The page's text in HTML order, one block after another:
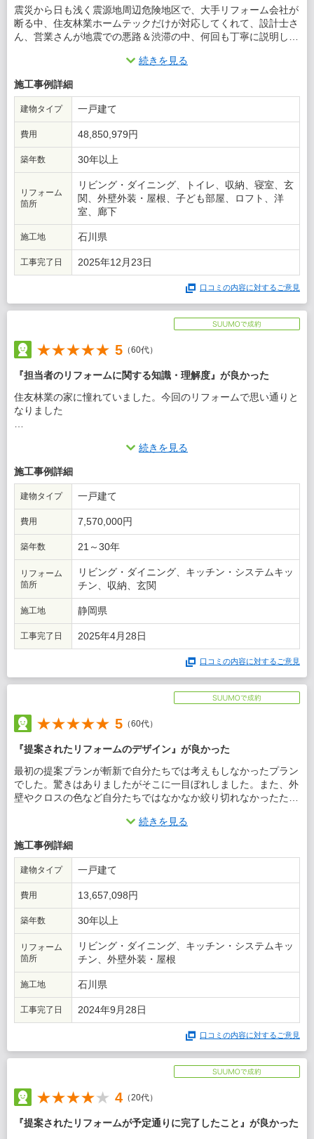
震災から日も浅く震源地周辺危険地区で、大手リフォーム会社が
断る中、住友林業ホームテックだけが対応してくれて、設計士さ
ん、営業さんが地震での悪路＆渋滞の中、何回も丁寧に説明しに
大手の安心感と木造の家、木のプロフェッショナルだからです。
続きを見る
施工事例詳細
建物タイプ 一戸建て
費用 48,850,979円
築年数 30年以上
リフォーム
箇所
リビング・ダイニング、トイレ、収納、寝室、玄
関、外壁外装・屋根、子ども部屋、ロフト、洋
室、廊下
施工地 石川県
工事完了日 2025年12月23日
口コミの内容に対するご意見
5 （60代）
『担当者のリフォームに関する知識・理解度』が良かった
住友林業の家に憧れていました。今回のリフォームで思い通りと
なりました
でも近づけたらと思い選びました
続きを見る
施工事例詳細
建物タイプ 一戸建て
費用 7,570,000円
築年数 21～30年
リフォーム
箇所
リビング・ダイニング、キッチン・システムキッ
チン、収納、玄関
施工地 静岡県
工事完了日 2025年4月28日
口コミの内容に対するご意見
5 （60代）
『提案されたリフォームのデザイン』が良かった
最初の提案プランが斬新で自分たちでは考えもしなかったプラン
でした。驚きはありましたがそこに一目ぼれしました。また、外
壁やクロスの色など自分たちではなかなか絞り切れなかったた
たが出来上がりは納得のいくものでした。担当者のセンスが良か
この会社に決めた理由
いち早く自宅を訪ねていただき、プランの提案も早かった。費用
えた時に安心できると思った。
続きを見る
施工事例詳細
建物タイプ 一戸建て
費用 13,657,098円
築年数 30年以上
リフォーム
箇所
リビング・ダイニング、キッチン・システムキッ
チン、外壁外装・屋根
施工地 石川県
工事完了日 2024年9月28日
口コミの内容に対するご意見
4 （20代）
『提案されたリフォームが予定通りに完了したこと』が良かった